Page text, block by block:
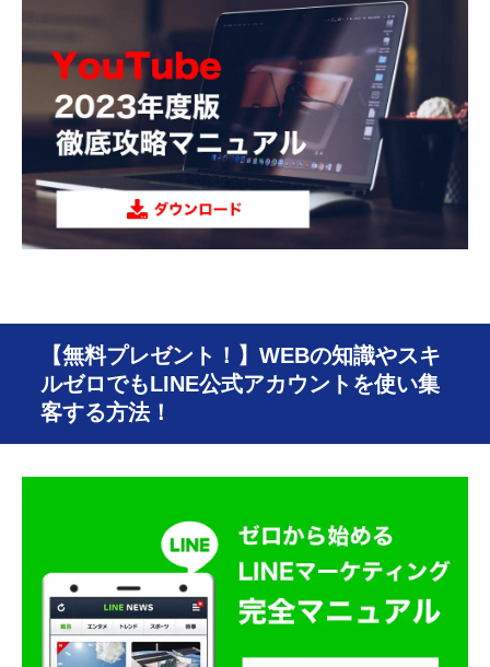
【無料プレゼント！】WEBの知識やスキ
ルゼロでもLINE公式アカウントを使い集
客する方法！